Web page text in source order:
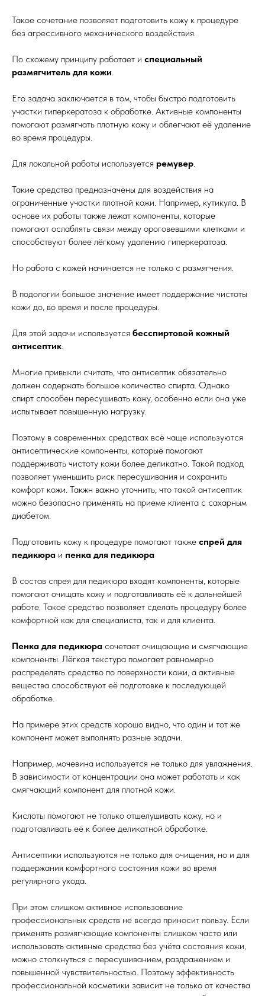
Такое сочетание позволяет подготовить кожу к процедуре
без агрессивного механического воздействия.
По схожему принципу работает и специальный
размягчитель для кожи
Его задача заключается в том, чтобы быстро подготовить
участки гиперкератоза к обработке. Активные компоненты
помогают размягчать плотную кожу и облегчают её удаление
во время процедуры.
Для локальной работы используется ремувер
Такие средства предназначены для воздействия на
ограниченные участки плотной кожи. Например, кутикула. В
основе их работы также лежат компоненты, которые
помогают ослаблять связи между ороговевшими клетками и
способствуют более лёгкому удалению гиперкератоза.
Но работа с кожей начинается не только с размягчения.
В подологии большое значение имеет поддержание чистоты
кожи до, во время и после процедуры.
Для этой задачи используется бесспиртовой кожный
антисептик
Многие привыкли считать, что антисептик обязательно
должен содержать большое количество спирта. Однако
спирт способен пересушивать кожу, особенно если она уже
испытывает повышенную нагрузку.
Поэтому в современных средствах всё чаще используются
антисептические компоненты, которые помогают
поддерживать чистоту кожи более деликатно. Такой подход
позволяет уменьшить риск пересушивания и сохранить
комфорт кожи. Такжн важно уточнить, что такой антисептик
можно безопасно применять на приеме клиента с сахарным
диабетом.
Подготовить кожу к процедуре помогают также спрей для
педикюра и пенка для педикюра
В состав спрея для педикюра входят компоненты, которые
помогают очищать кожу и подготавливать её к дальнейшей
работе. Такое средство позволяет сделать процедуру более
комфортной как для специалиста, так и для клиента.
Пенка для педикюра сочетает очищающие и смягчающие
компоненты. Лёгкая текстура помогает равномерно
распределять средство по поверхности кожи, а активные
вещества способствуют её подготовке к последующей
обработке.
На примере этих средств хорошо видно, что один и тот же
компонент может выполнять разные задачи.
Например, мочевина используется не только для увлажнения.
В зависимости от концентрации она может работать и как
смягчающий компонент для плотной кожи.
Кислоты помогают не только отшелушивать кожу, но и
подготавливать её к более деликатной обработке.
Антисептики используются не только для очищения, но и для
поддержания комфортного состояния кожи во время
регулярного ухода.
При этом слишком активное использование
профессиональных средств не всегда приносит пользу. Если
применять размягчающие компоненты слишком часто или
использовать активные средства без учёта состояния кожи,
можно столкнуться с пересушиванием, раздражением и
повышенной чувствительностью. Поэтому эффективность
профессиональной косметики зависит не только от качества